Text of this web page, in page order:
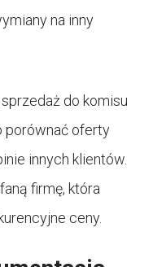
na inny
do komisu
porównać oferty
innych klientów.
firmę, która
ceny.